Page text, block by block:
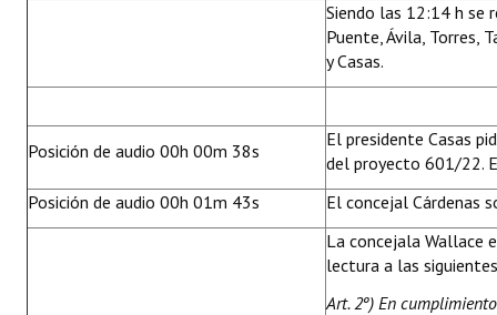
Siendo las 12:14 h se
Puente, Ávila, Torres,
y Casas.
Posición de audio 00h 00m 38s
El presidente Casas
del proyecto 601/22.
Posición de audio 00h 01m 43s
El concejal Cárdenas
La concejala Wallace
lectura a las
Art. 2º) En